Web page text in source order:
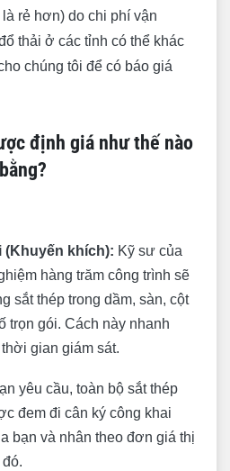
rẻ hơn) do chi phí vận
thải ở các tỉnh có thể khác
chúng tôi để có báo giá
định giá như thế nào
(Khuyến khích): Kỹ sư của
hàng trăm công trình sẽ
sắt thép trong dầm, sàn, cột
trọn gói. Cách này nhanh
gian giám sát.
yêu cầu, toàn bộ sắt thép
đem đi cân ký công khai
bạn và nhân theo đơn giá thị